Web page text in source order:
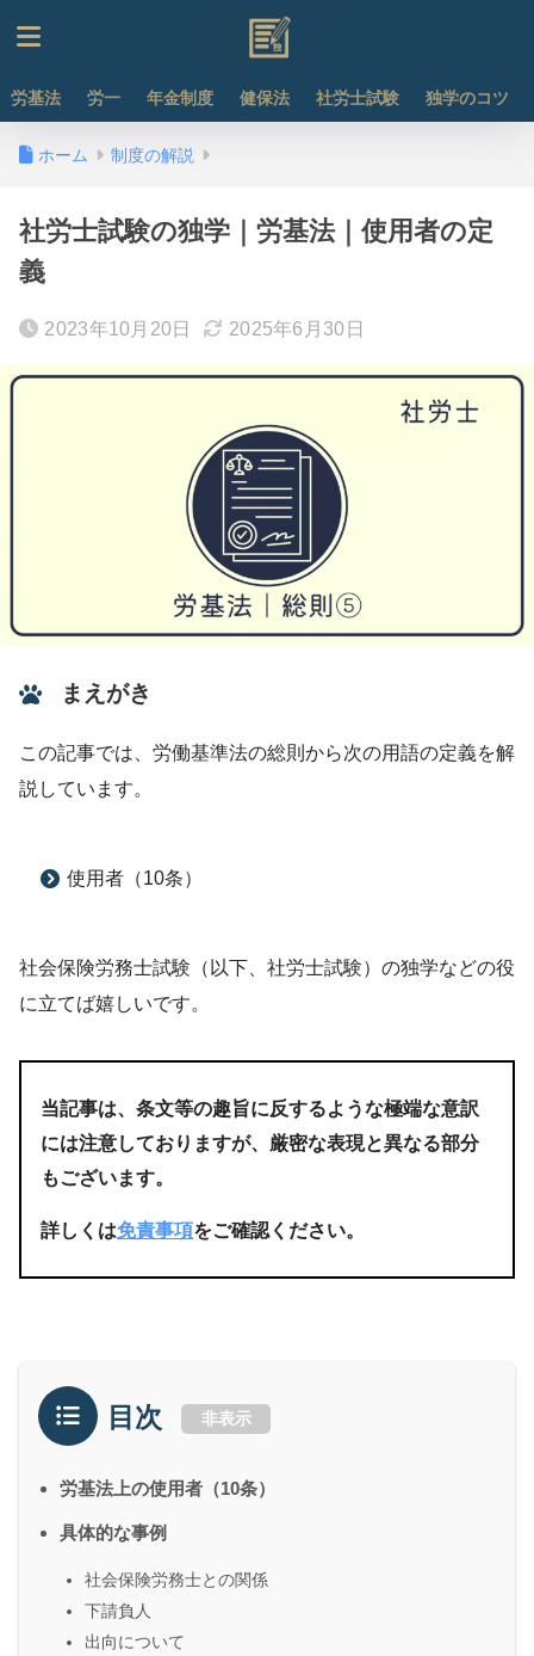
労基法 労一 年金制度 健保法 社労士試験 独学のコツ
ホーム 制度の解説
社労士試験の独学｜労基法｜使用者の定
義
2023年10月20日 2025年6月30日
まえがき
この記事では、労働基準法の総則から次の用語の定義を解
説しています。
使用者（10条）
社会保険労務士試験（以下、社労士試験）の独学などの役
に立てば嬉しいです。
当記事は、条文等の趣旨に反するような極端な意訳
には注意しておりますが、厳密な表現と異なる部分
もございます。
詳しくは免責事項をご確認ください。
目次 非表示
労基法上の使用者（10条）
具体的な事例
社会保険労務士との関係
下請負人
出向について